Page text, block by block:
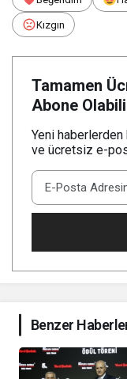
Kızgın
Tamamen
Abone
Yeni haberlerden
ve ücretsiz e-
Benzer